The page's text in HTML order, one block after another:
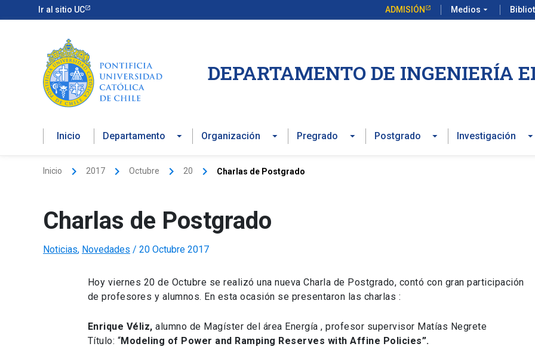
al
Ir al sitio UC ADMISIÓN Medios arrow_drop_down
DEPARTAMENTO DE INGENIERÍA
Inicio Departamento Organización Pregrado Postgrado Investigación
Inicio 2017 Octubre 20 Charlas de Postgrado
Charlas de Postgrado
Noticias, Novedades / 20 Octubre 2017
Hoy viernes 20 de Octubre se realizó una nueva Charla de Postgrado, contó con gran participación
de profesores y alumnos. En esta ocasión se presentaron las charlas :
Enrique Véliz, alumno de Magíster del área Energía , profesor supervisor Matías Negrete
Título: “Modeling of Power and Ramping Reserves with Affine Policies”.